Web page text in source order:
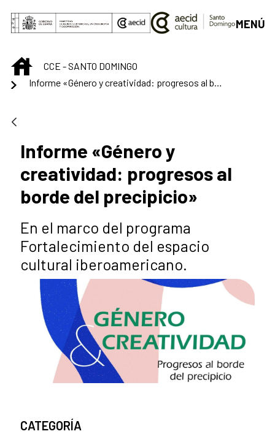
Saltar al contenido principal
MENÚ
INICIOCCE - SANTO DOMINGO
Informe «Género y creatividad: progresos al borde del precipicio»
Informe «Género y
creatividad: progresos al
borde del precipicio»
En el marco del programa
Fortalecimiento del espacio
cultural iberoamericano.
CATEGORÍA